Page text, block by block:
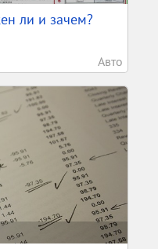
ли и зачем?
Авто